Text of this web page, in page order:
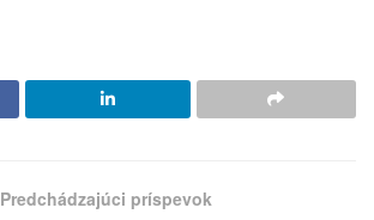
Predchádzajúci príspevok